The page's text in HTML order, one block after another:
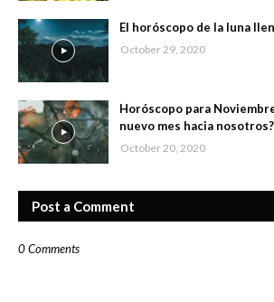
El horóscopo de la luna
October 29, 2020
Horóscopo para
nuevo mes hacia nosotros?
October 20, 2020
Post a Comment
0 Comments